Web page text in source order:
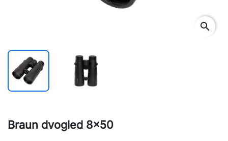
search
Braun dvogled 8x50